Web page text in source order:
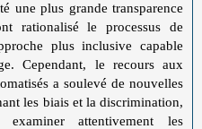
une plus grande transparence
rationalisé le processus de
plus inclusive capable
Cependant, le recours aux
a soulevé de nouvelles
les biais et la discrimination,
attentivement les